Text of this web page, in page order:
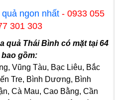
ngon nhất - 0933 055
301 303
quả Thái Bình có mặt tại 64
gồm:
Vũng Tàu, Bạc Liêu, Bắc
Tre, Bình Dương, Bình
Cà Mau, Cao Bằng, Cần